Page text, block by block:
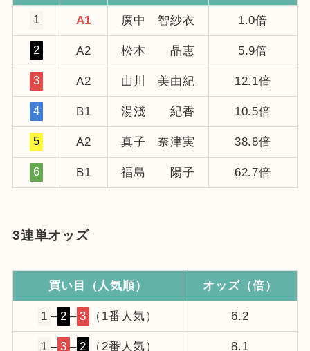
1 A1 廣中 智紗衣 1.0倍
2 A2 松本 晶恵 5.9倍
3 A2 山川 美由紀 12.1倍
4 B1 湯淺 紀香 10.5倍
5 A2 真子 奈津実 38.8倍
6 B1 福島 陽子 62.7倍
3連単オッズ
買い目（人気順） オッズ（倍）
1 – 2 – 3 （1番人気） 6.2
1 – 3 – 2 （2番人気） 8.1